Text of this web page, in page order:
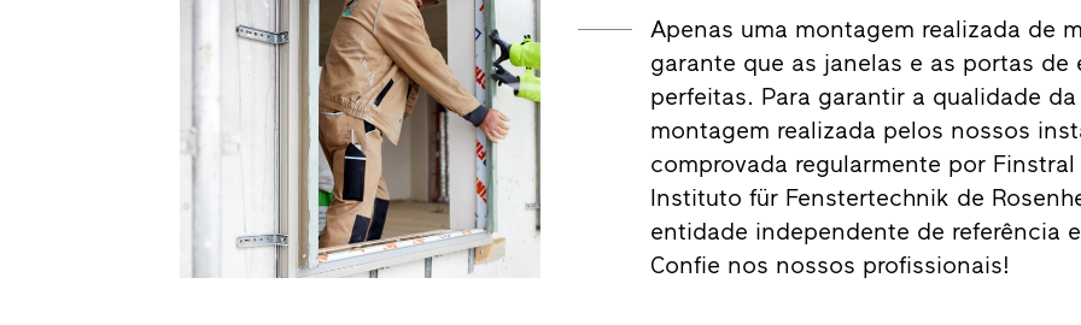
Apenas uma montagem realizada de
garante que as janelas e as portas de
perfeitas. Para garantir a qualidade
montagem realizada pelos nossos
comprovada regularmente por
Instituto für Fenstertechnik de
entidade independente de referência
Confie nos nossos profissionais!